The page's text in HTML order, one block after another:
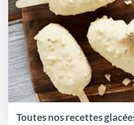
Toutes nos recettes